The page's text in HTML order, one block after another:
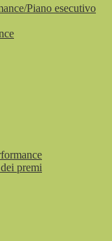
Piano esecutivo
premi